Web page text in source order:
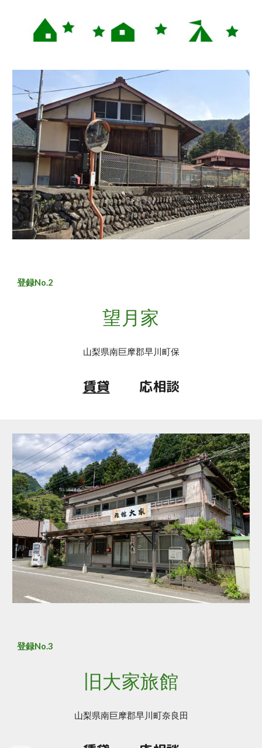
登録No.2
望月 家
山梨県南巨摩郡早川町保
賃貸 応相談
登録No.3
旧大家旅館
山梨県南巨摩郡早川町奈良田